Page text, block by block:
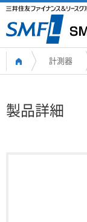
計測器
製品詳細